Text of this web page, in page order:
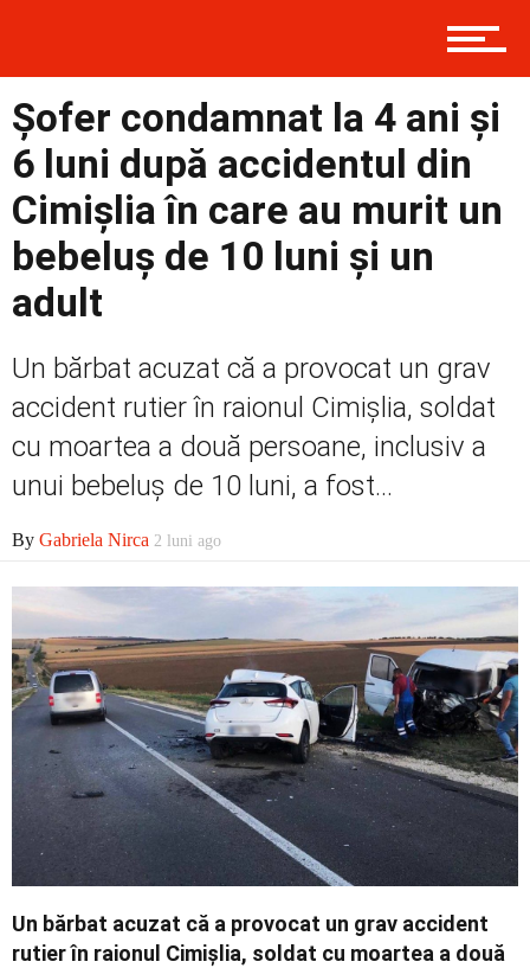
Prima
Social
Economic
Contact
Șofer condamnat la 4 ani și
6 luni după accidentul din
Cimișlia în care au murit un
bebeluș de 10 luni și un
adult
Un bărbat acuzat că a provocat un grav
accident rutier în raionul Cimișlia, soldat
cu moartea a două persoane, inclusiv a
unui bebeluș de 10 luni, a fost...
By Gabriela Nirca 2 luni ago
Un bărbat acuzat că a provocat un grav accident
rutier în raionul Cimișlia, soldat cu moartea a două